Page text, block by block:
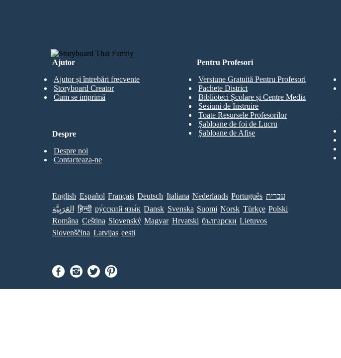
Ajutor
Ajutor și întrebări frecvente
Storyboard Creator
Cum se imprimă
Pentru Profesori
Versiune Gratuită Pentru Profesori
Pachete District
Biblioteci Școlare și Centre Media
Sesiuni de Instruire
Toate Resursele Profesorilor
Șabloane de foi de Lucru
Șabloane de Afișe
Despre
Despre noi
Contacteaza-ne
English Español Français Deutsch Italiana Nederlands Português עברית
العَرَبِيَّة
हिन्दी ру́сский язы́к Dansk Svenska Suomi Norsk Türkçe Polski
Româna Ceština Slovenský Magyar Hrvatski български Lietuvos
Slovenščina Latvijas eesti